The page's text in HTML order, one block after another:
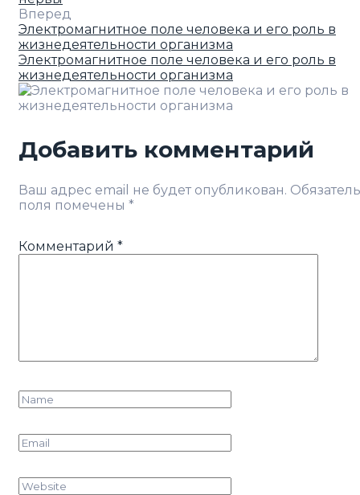
Вперед
Электромагнитное поле человека и его роль в
жизнедеятельности организма
Электромагнитное поле человека и его роль в
жизнедеятельности организма
Добавить комментарий
Ваш адрес email не будет опубликован.
поля помечены *
Комментарий *